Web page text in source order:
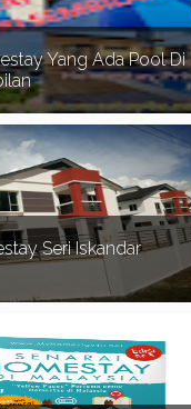
Yang Ada Pool Di
Salam Sejahtera. Pada
lagi dengan senarai
pool di sekitar Negeri
Seri Iskandar
Seri Iskandar Perak
Homestay 2 tingkat lot tepi,
3 bilik air. Homestay